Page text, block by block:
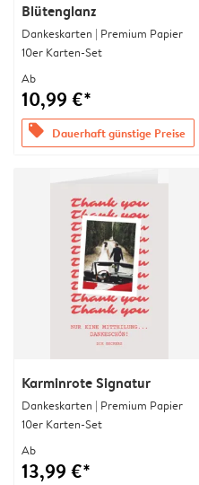
Blütenglanz
Dankeskarten | Premium Papier
10er Karten-Set
Ab
10,99 €*
offers Dauerhaft günstige Preise
Karminrote Signatur
Dankeskarten | Premium Papier
10er Karten-Set
Ab
13,99 €*